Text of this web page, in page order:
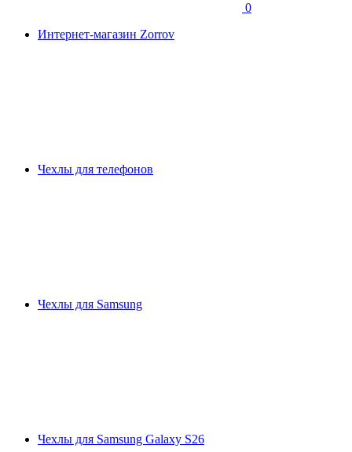
0
Интернет-магазин Zorrov
Чехлы для телефонов
Чехлы для Samsung
Чехлы для Samsung Galaxy S26